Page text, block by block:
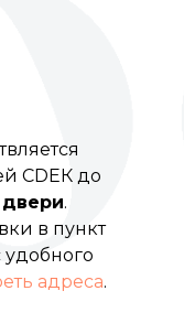
СDEК до
.
в пункт
адреса.